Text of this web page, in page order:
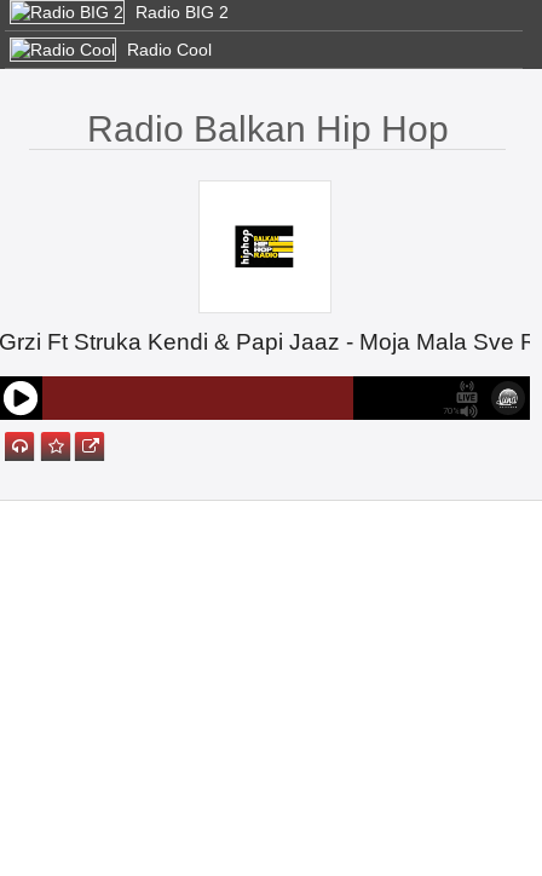
Radio BIG 2
Radio Cool
Radio Balkan Hip Hop
Grzi Ft Struka Kendi & Papi Jaaz - Moja Mala Sve
70%